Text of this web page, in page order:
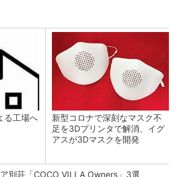
る工場へ
新型コロナで深刻なマスク不
足を3Dプリンタで解消、イグ
アスが3Dマスクを開発
別荘「COCO VILLA Owners」3選